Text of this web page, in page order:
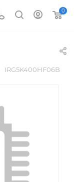
0
IRG5K400HF06B